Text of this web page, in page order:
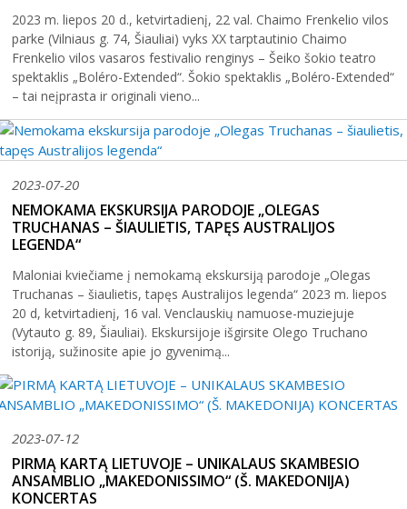
2023 m. liepos 20 d., ketvirtadienį, 22 val. Chaimo Frenkelio vilos
parke (Vilniaus g. 74, Šiauliai) vyks XX tarptautinio Chaimo
Frenkelio vilos vasaros festivalio renginys – Šeiko šokio teatro
spektaklis „Boléro-Extended“. Šokio spektaklis „Boléro-Extended“
– tai neįprasta ir originali vieno...
2023-07-20
NEMOKAMA EKSKURSIJA PARODOJE „OLEGAS
TRUCHANAS – ŠIAULIETIS, TAPĘS AUSTRALIJOS
LEGENDA“
Maloniai kviečiame į nemokamą ekskursiją parodoje „Olegas
Truchanas – šiaulietis, tapęs Australijos legenda“ 2023 m. liepos
20 d, ketvirtadienį, 16 val. Venclauskių namuose-muziejuje
(Vytauto g. 89, Šiauliai). Ekskursijoje išgirsite Olego Truchano
istoriją, sužinosite apie jo gyvenimą...
2023-07-12
PIRMĄ KARTĄ LIETUVOJE – UNIKALAUS SKAMBESIO
ANSAMBLIO „MAKEDONISSIMO“ (Š. MAKEDONIJA)
KONCERTAS